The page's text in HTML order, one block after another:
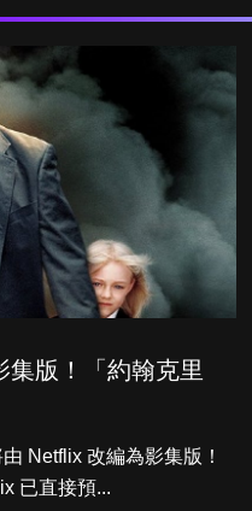
集版！「約翰克里
由 Netflix 改編為影集版！
已直接預...